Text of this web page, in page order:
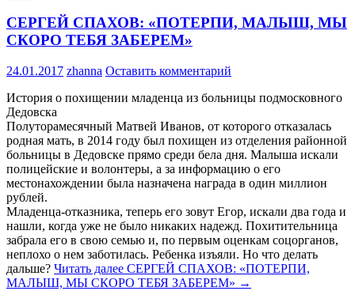
СЕРГЕЙ СПАХОВ: «ПОТЕРПИ, МАЛЫШ, МЫ
СКОРО ТЕБЯ ЗАБЕРЕМ»
24.01.2017 zhanna Оставить комментарий
История о похищении младенца из больницы подмосковного
Дедовска
Полуторамесячный Матвей Иванов, от которого отказалась
родная мать, в 2014 году был похищен из отделения районной
больницы в Дедовске прямо среди бела дня. Малыша искали
полицейские и волонтеры, а за информацию о его
местонахождении была назначена награда в один миллион
рублей.
Младенца-отказника, теперь его зовут Егор, искали два года и
нашли, когда уже не было никаких надежд. Похитительница
забрала его в свою семью и, по первым оценкам соцорганов,
неплохо о нем заботилась. Ребенка изъяли. Но что делать
дальше? Читать далее СЕРГЕЙ СПАХОВ: «ПОТЕРПИ,
МАЛЫШ, МЫ СКОРО ТЕБЯ ЗАБЕРЕМ» →